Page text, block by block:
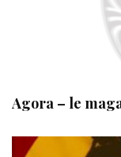
Agora – le